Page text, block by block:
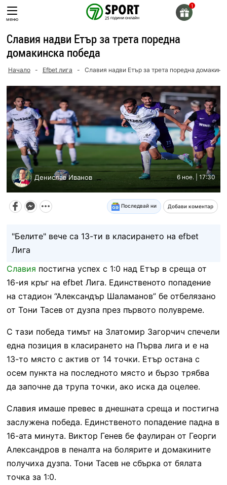
Skip
toменю
Славия надви Етър за трета поредна
домакинска победа
Начало - Efbet лига - Славия надви Етър за трета поредна
Денислав Иванов 6 ное. | 17:30
Последвай ни Добави коментар
"Белите" вече са 13-ти в класирането на efbet
Лига
Славия постигна успех с 1:0 над Етър в среща от
16-ия кръг на efbet Лига. Единственото попадение
на стадион “Александър Шаламанов” бе отбелязано
от Тони Тасев от дузпа през първото полувреме.
С тази победа тимът на Златомир Загорчич спечели
една позиция в класирането на Първа лига и е на
13-то място с актив от 14 точки. Етър остана с
осем пункта на последното място и бързо трябва
да започне да трупа точки, ако иска да оцелее.
Славия имаше превес в днешната среща и постигна
заслужена победа. Единственото попадение падна в
16-ата минута. Виктор Генев бе фаулиран от Георги
Александров в пеналта на болярите и домакините
получиха дузпа. Тони Тасев не сбърка от бялата
точка за 1:0.